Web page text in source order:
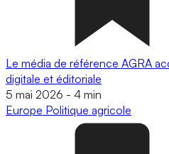
Le média de référence AGRA
digitale et éditoriale
5 mai 2026 - 4 min
Europe Politique agricole